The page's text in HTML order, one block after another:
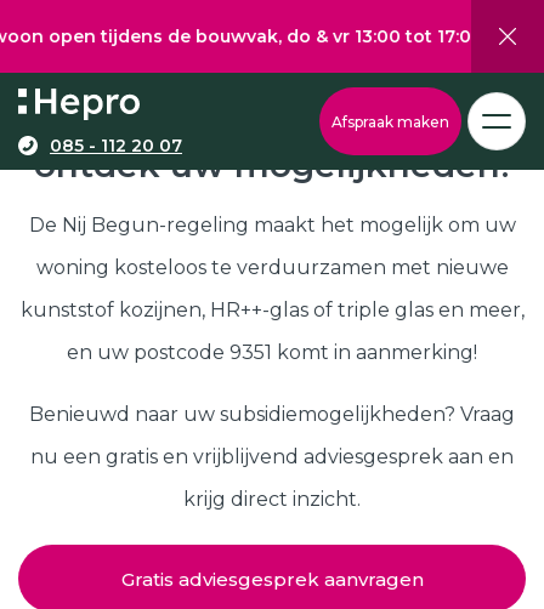
tijdens de bouwvak, do & vr 13:00 tot 17:00, za 10:00
085 - 112 20 07
Afspraak maken
Nij Begun subsidie in 9351,
ontdek uw mogelijkheden!
De Nij Begun-regeling maakt het mogelijk om uw
woning kosteloos te verduurzamen met nieuwe
kunststof kozijnen, HR++-glas of triple glas en meer,
en uw postcode 9351 komt in aanmerking!
Benieuwd naar uw subsidiemogelijkheden? Vraag
nu een gratis en vrijblijvend adviesgesprek aan en
krijg direct inzicht.
Gratis adviesgesprek aanvragen
Wat wilt u graag verduurzamen?
Via onze configurator berekent u eenvoudig een
richtprijs voor uw kunststof kozijnen, -deuren, of
schuifpuien.
Samenstellen
Deuren
Schuifpuien
Kunststof kozijnen
Kunststof deuren
Kunststof schuifpuien
Isolatie
Klantenservice
Hepro
Subsidies
SHOWROOM BEZOEKEN